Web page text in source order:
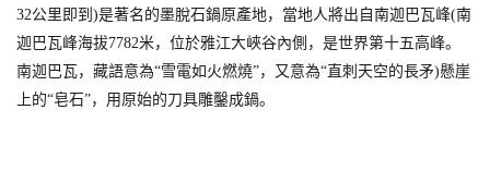
32公里即到)是著名的墨脫石鍋原產地，當地人將出自南迦巴瓦峰(南
迦巴瓦峰海拔7782米，位於雅江大峽谷內側，是世界第十五高峰。
南迦巴瓦，藏語意為“雪電如火燃燒”，又意為“直刺天空的長矛)懸崖
上的“皂石”，用原始的刀具雕鑿成鍋。